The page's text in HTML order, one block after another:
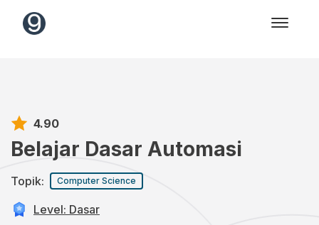
4.90
Belajar Dasar Automasi
Topik: Computer Science
Level: Dasar